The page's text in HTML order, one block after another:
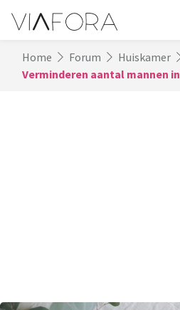
Home Forum
Huiskamer
Verminderen aantal mannen